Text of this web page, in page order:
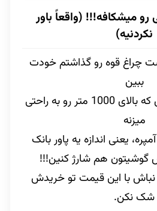
رو میشکافه!!! (واقعاً باور
نکردنیه)
چراغ قوه رو گذاشتم خودت
ببین
به حدی قوی هستش که بالای 1000 متر رو به راحتی
میزنه
هم شارژ کنین!!!
نباش با این قیمت تو خریدش
شک نکن.